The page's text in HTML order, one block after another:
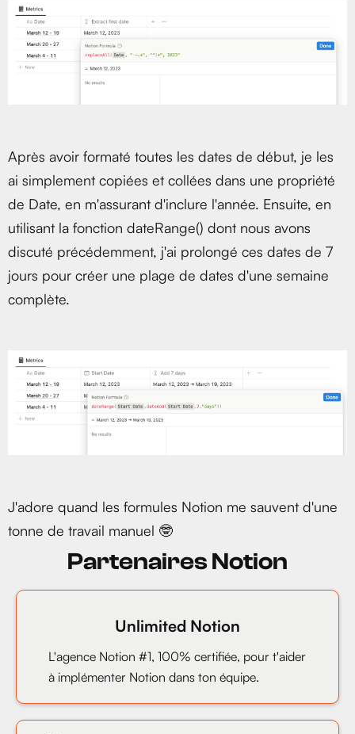
Après avoir formaté toutes les dates de début, je les
ai simplement copiées et collées dans une propriété
de Date, en m'assurant d'inclure l'année. Ensuite, en
utilisant la fonction dateRange() dont nous avons
discuté précédemment, j'ai prolongé ces dates de 7
jours pour créer une plage de dates d'une semaine
complète.
J'adore quand les formules Notion me sauvent d'une
tonne de travail manuel 🤓
Partenaires Notion
Unlimited Notion
L'agence Notion #1, 100% certifiée, pour t'aider
à implémenter Notion dans ton équipe.